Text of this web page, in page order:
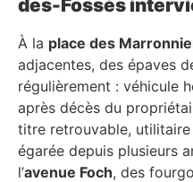
des-Fossés
À la place des
adjacentes, des épaves
régulièrement : véhicule
après décès du
titre retrouvable,
égarée depuis plusieurs
l’avenue Foch, des